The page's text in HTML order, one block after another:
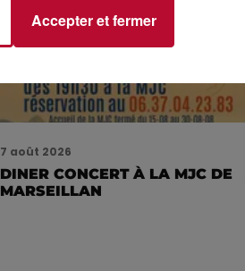
7 août 2026
DINER CONCERT À LA MJC DE
MARSEILLAN
Accepter et fermer